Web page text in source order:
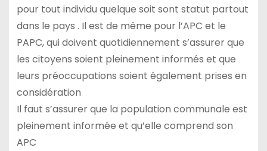
pour tout individu quelque soit sont statut partout
dans le pays . Il est de même pour l’APC et le
PAPC, qui doivent quotidiennement s’assurer que
les citoyens soient pleinement informés et que
leurs préoccupations soient également prises en
considération
Il faut s’assurer que la population communale est
pleinement informée et qu’elle comprend son
APC